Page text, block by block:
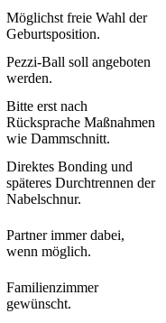
Möglichst freie Wahl der
Geburtsposition.
Pezzi-Ball soll angeboten
werden.
Bitte erst nach
Rücksprache Maßnahmen
wie Dammschnitt.
Direktes Bonding und
späteres Durchtrennen der
Nabelschnur.
Partner immer dabei,
wenn möglich.
Familienzimmer
gewünscht.